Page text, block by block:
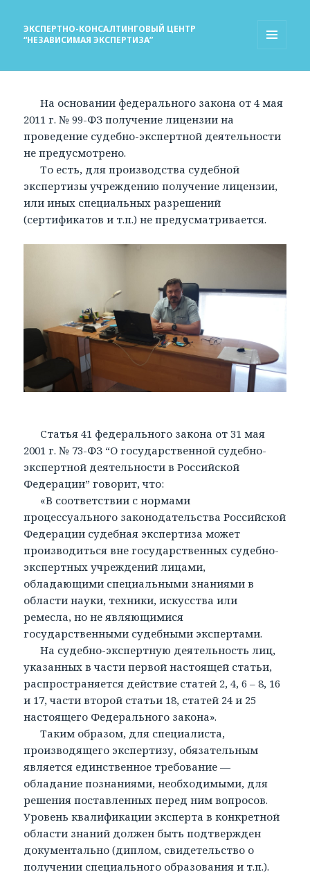
ЭКСПЕРТНО-КОНСАЛТИНГОВЫЙ ЦЕНТР
“НЕЗАВИСИМАЯ ЭКСПЕРТИЗА”
На основании федерального закона от 4 мая
2011 г. № 99-ФЗ получение лицензии на
проведение судебно-экспертной деятельности
не предусмотрено.
То есть, для производства судебной
экспертизы учреждению получение лицензии,
или иных специальных разрешений
(сертификатов и т.п.) не предусматривается.
Статья 41 федерального закона от 31 мая
2001 г. № 73-ФЗ “О государственной судебно-
экспертной деятельности в Российской
Федерации” говорит, что:
«В соответствии с нормами
процессуального законодательства Российской
Федерации судебная экспертиза может
производиться вне государственных судебно-
экспертных учреждений лицами,
обладающими специальными знаниями в
области науки, техники, искусства или
ремесла, но не являющимися
государственными судебными экспертами.
На судебно-экспертную деятельность лиц,
указанных в части первой настоящей статьи,
распространяется действие статей 2, 4, 6 – 8, 16
и 17, части второй статьи 18, статей 24 и 25
настоящего Федерального закона».
Таким образом, для специалиста,
производящего экспертизу, обязательным
является единственное требование —
обладание познаниями, необходимыми, для
решения поставленных перед ним вопросов.
Уровень квалификации эксперта в конкретной
области знаний должен быть подтвержден
документально (диплом, свидетельство о
получении специального образования и т.п.).